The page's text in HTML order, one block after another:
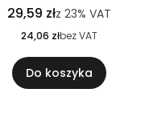
29,59 złz 23% VAT
24,06 złbez VAT
Do koszyka